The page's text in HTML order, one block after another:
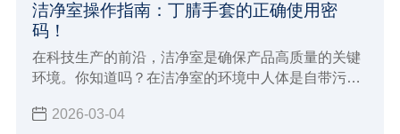
洁净室操作指南：丁腈手套的正确使用密
码！
在科技生产的前沿，洁净室是确保产品高质量的关键
环境。你知道吗？在洁净室的环境中人体是自带污染
装材料，从而会导致人体分泌的汗液毛发等污染物损
2026-03-04